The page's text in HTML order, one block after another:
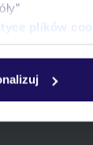
plików
wyjazdu,